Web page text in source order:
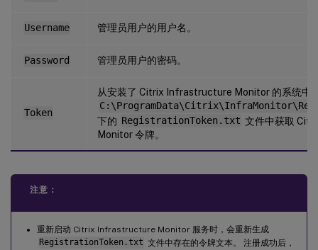
Username 管理员用户的用户名。
Password 管理员用户的密码。
Token
从安装了 Citrix Infrastructure Monitor 的系统中
下的 RegistrationToken.txt 文件中获取
Monitor 令牌。
注意：
重新启动 Citrix Infrastructure Monitor 服务时，会重新生成
RegistrationToken.txt 文件中存在的令牌文本。 注册成功后，